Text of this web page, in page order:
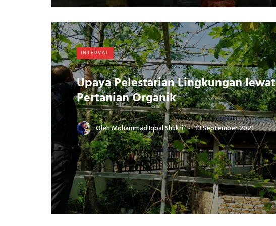
INTERVAL
Upaya Pelestarian Lingkungan lewat
Pertanian Organik
OlehMohammad Iqbal Shukri 13 September 2021